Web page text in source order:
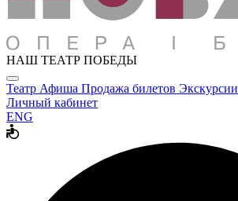
НАШ ТЕАТР ПОБЕДЫ
Театр Афиша Продажа билетов Экскурсии
Личный кабинет
ENG